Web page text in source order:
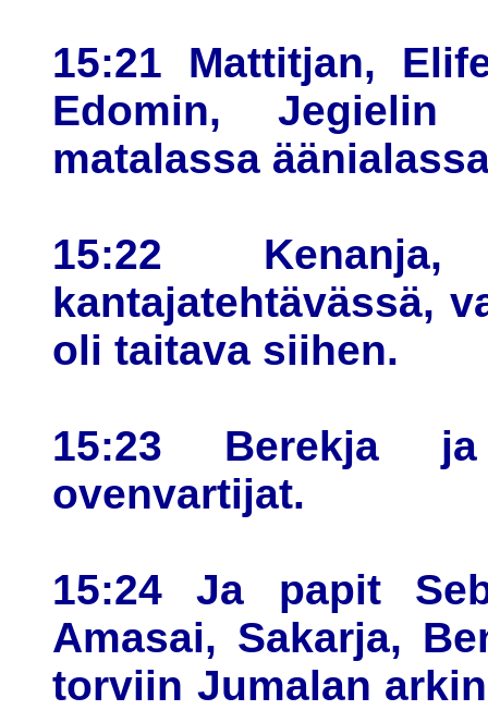
15:21 Mattitjan,
Edomin,
matalassa
15:22
kantajatehtävässä,
oli taitava siihen.
15:23 Berekja
ovenvartijat.
15:24 Ja papit
Amasai, Sakarja,
torviin Jumalan